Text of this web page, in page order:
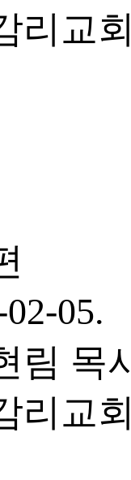
리교
05.
림 목
리교